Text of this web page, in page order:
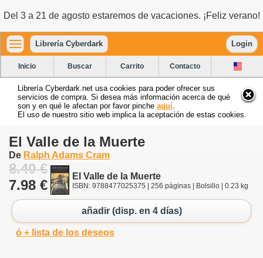
Del 3 a 21 de agosto estaremos de vacaciones. ¡Feliz verano!
Librería Cyberdark Login
Inicio Buscar Carrito Contacto
Librería Cyberdark.net usa cookies para poder ofrecer sus
servicios de compra. Si desea más información acerca de qué
son y en qué le afectan por favor pinche aquí
El uso de nuestro sitio web implica la aceptación de estas cookies.
El Valle de la Muerte
De Ralph Adams Cram
8.40 €
7.98 €
El Valle de la Muerte
ISBN: 9788477025375 | 256 páginas | Bolsillo | 0.23 kg
añadir (disp. en 4 días)
ó + lista de los deseos